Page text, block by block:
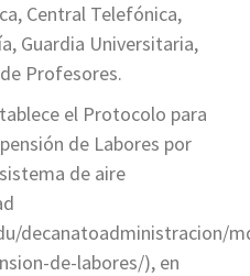
Central Telefónica,
Guardia Universitaria,
Profesores.
el Protocolo para
de Labores por
de aire
decanatoadministracion/
de-labores/), en